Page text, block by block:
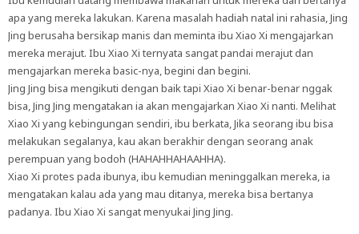
apa yang mereka lakukan. Karena masalah hadiah natal ini rahasia, Jing
Jing berusaha bersikap manis dan meminta ibu Xiao Xi mengajarkan
mereka merajut. Ibu Xiao Xi ternyata sangat pandai merajut dan
mengajarkan mereka basic-nya, begini dan begini.
Jing Jing bisa mengikuti dengan baik tapi Xiao Xi benar-benar nggak
bisa, Jing Jing mengatakan ia akan mengajarkan Xiao Xi nanti. Melihat
Xiao Xi yang kebingungan sendiri, ibu berkata, Jika seorang ibu bisa
melakukan segalanya, kau akan berakhir dengan seorang anak
perempuan yang bodoh (HAHAHHAHAAHHA).
Xiao Xi protes pada ibunya, ibu kemudian meninggalkan mereka, ia
mengatakan kalau ada yang mau ditanya, mereka bisa bertanya
padanya. Ibu Xiao Xi sangat menyukai Jing Jing.